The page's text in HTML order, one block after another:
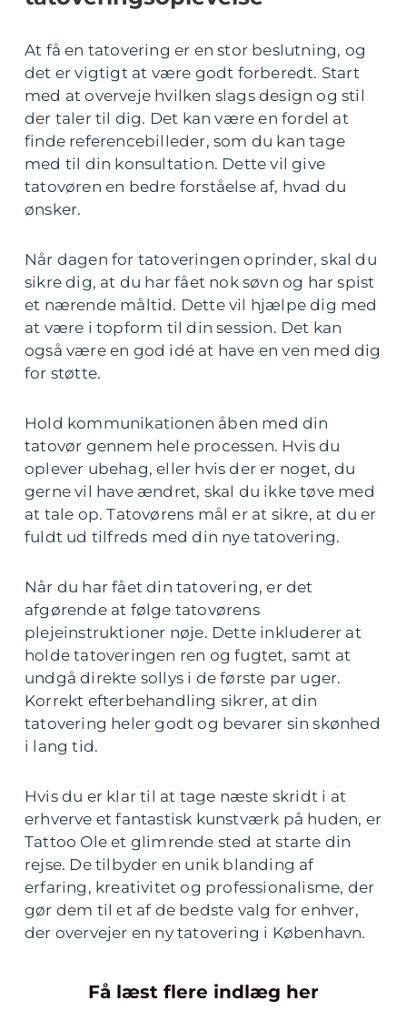
At få en tatovering er en stor beslutning, og
det er vigtigt at være godt forberedt. Start
med at overveje hvilken slags design og stil
der taler til dig. Det kan være en fordel at
finde referencebilleder, som du kan tage
med til din konsultation. Dette vil give
tatovøren en bedre forståelse af, hvad du
ønsker.
Når dagen for tatoveringen oprinder, skal du
sikre dig, at du har fået nok søvn og har spist
et nærende måltid. Dette vil hjælpe dig med
at være i topform til din session. Det kan
også være en god idé at have en ven med dig
for støtte.
Hold kommunikationen åben med din
tatovør gennem hele processen. Hvis du
oplever ubehag, eller hvis der er noget, du
gerne vil have ændret, skal du ikke tøve med
at tale op. Tatovørens mål er at sikre, at du er
fuldt ud tilfreds med din nye tatovering.
Når du har fået din tatovering, er det
afgørende at følge tatovørens
plejeinstruktioner nøje. Dette inkluderer at
holde tatoveringen ren og fugtet, samt at
undgå direkte sollys i de første par uger.
Korrekt efterbehandling sikrer, at din
tatovering heler godt og bevarer sin skønhed
i lang tid.
Hvis du er klar til at tage næste skridt i at
erhverve et fantastisk kunstværk på huden, er
Tattoo Ole et glimrende sted at starte din
rejse. De tilbyder en unik blanding af
erfaring, kreativitet og professionalisme, der
gør dem til et af de bedste valg for enhver,
der overvejer en ny tatovering i København.
Få læst flere indlæg her